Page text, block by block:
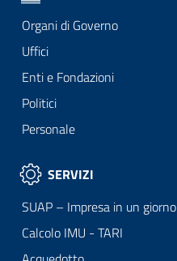
Organi di Governo
Uffici
Enti e Fondazioni
Politici
Personale
SERVIZI
SUAP – Impresa in un giorno
Calcolo IMU - TARI